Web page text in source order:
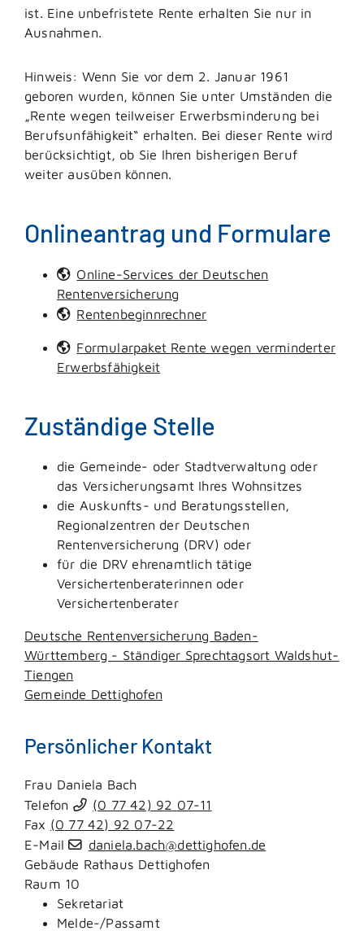
ist. Eine unbefristete Rente erhalten Sie nur in
Ausnahmen.
Hinweis: Wenn Sie vor dem 2. Januar 1961
geboren wurden, können Sie unter Umständen die
„Rente wegen teilweiser Erwerbsminderung bei
Berufsunfähigkeit“ erhalten. Bei dieser Rente wird
berücksichtigt, ob Sie Ihren bisherigen Beruf
weiter ausüben können.
Onlineantrag und Formulare
Online-Services der Deutschen
Rentenversicherung
Rentenbeginnrechner
Formularpaket Rente wegen verminderter
Erwerbsfähigkeit
Zuständige Stelle
die Gemeinde- oder Stadtverwaltung oder
das Versicherungsamt Ihres Wohnsitzes
die Auskunfts- und Beratungsstellen,
Regionalzentren der Deutschen
Rentenversicherung (DRV) oder
für die DRV ehrenamtlich tätige
Versichertenberaterinnen oder
Versichertenberater
Deutsche Rentenversicherung Baden-
Württemberg - Ständiger Sprechtagsort Waldshut-
Tiengen
Gemeinde Dettighofen
Persönlicher Kontakt
Frau Daniela Bach
Telefon
(0 77 42) 92 07-11
Fax (0 77 42) 92 07-22
E-Mail
daniela.bach@dettighofen.de
Gebäude Rathaus Dettighofen
Raum 10
Sekretariat
Melde-/Passamt